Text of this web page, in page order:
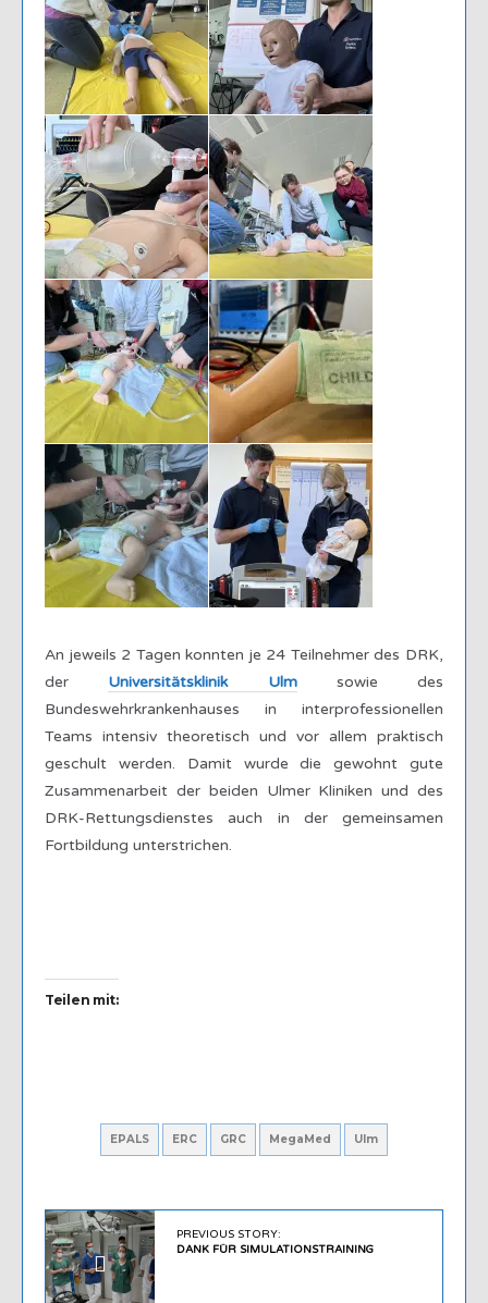
An jeweils 2 Tagen konnten je 24 Teilnehmer des DRK,
der Universitätsklinik Ulmsowie des
Bundeswehrkrankenhauses in interprofessionellen
Teams intensiv theoretisch und vor allem praktisch
geschult werden. Damit wurde die gewohnt gute
Zusammenarbeit der beiden Ulmer Kliniken und des
DRK-Rettungsdienstes auch in der gemeinsamen
Fortbildung unterstrichen.
Teilen mit:
EPALS ERC GRC MegaMed Ulm
PREVIOUS STORY:
DANK FÜR SIMULATIONSTRAINING